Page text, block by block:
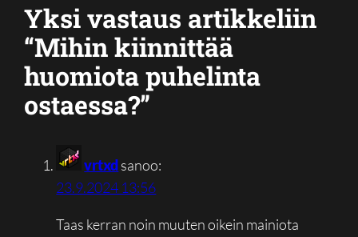
Yksi vastaus artikkeliin
“Mihin kiinnittää
huomiota puhelinta
ostaessa?”
vrtxdsanoo:
23.9.2024 13:56
Taas kerran noin muuten oikein mainiota